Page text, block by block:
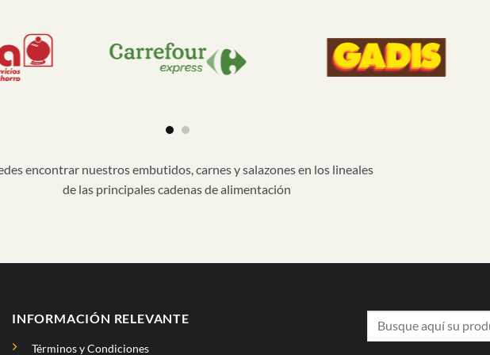
encontrar nuestros embutidos, carnes y salazones en los lineales
de las principales cadenas de alimentación
INFORMACIÓN RELEVANTE
Términos y Condiciones
Buscar